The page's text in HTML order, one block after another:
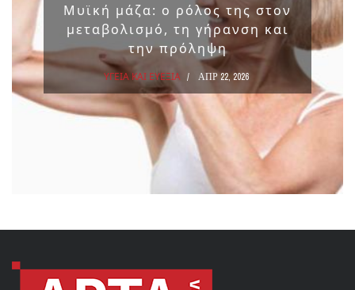
Μυϊκή μάζα: ο ρόλος της στον
μεταβολισμό, τη γήρανση και
την πρόληψη
ΥΓΕΙΑ ΚΑΙ ΕΥΕΞΙΑ ΑΠΡ 22, 2026